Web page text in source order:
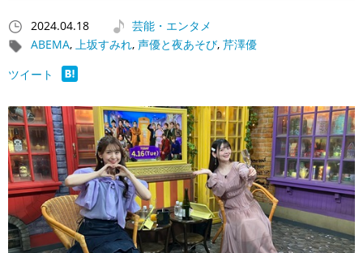
2024.04.18
芸能・エンタメ
ABEMA, 上坂すみれ, 声優と夜あそび, 芹澤優
ツイート